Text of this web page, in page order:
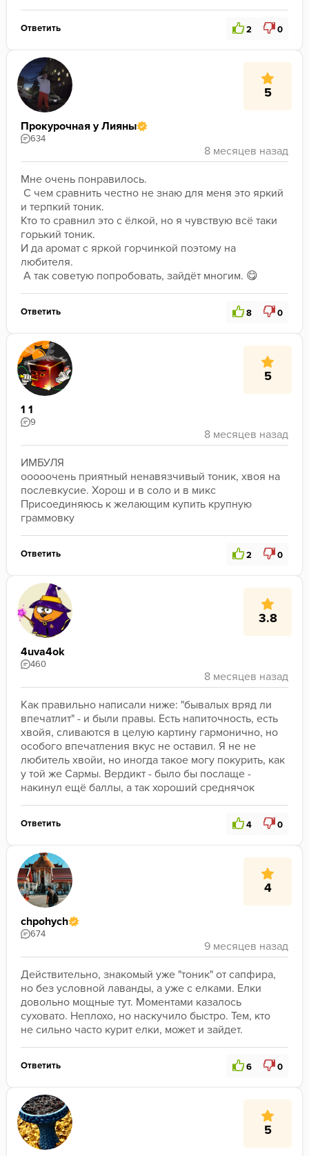
Ответить 2 0
5
Прокурочная у Лияны
634
Мне очень понравилось.
﻿ С чем сравнить честно не знаю для меня это яркий
и терпкий тоник.
﻿Кто то сравнил это с ёлкой, но я чувствую всё таки
горький тоник.
И да аромат с яркой горчинкой поэтому на
любителя.
﻿ А так советую попробовать, зайдёт многим. 😋
Ответить 8 0
5
1 1
9
ИМБУЛЯ
ооооочень приятный ненавязчивый тоник, хвоя на
послевкусие. Хорош и в соло и в микс
Присоединяюсь к желающим купить крупную
граммовку
Ответить 2 0
3.8
4uva4ok
460
Как правильно написали ниже: "бывалых вряд ли
впечатлит" - и были правы. Есть напиточность, есть
хвойя, сливаются в целую картину гармонично, но
особого впечатления вкус не оставил. Я не не
любитель хвойи, но иногда такое могу покурить, как
у той же Сармы. Вердикт - было бы послаще -
накинул ещё баллы, а так хороший среднячок
Ответить 4 0
4
chpohych
674
Действительно, знакомый уже "тоник" от сапфира,
но без условной лаванды, а уже с елками. Елки
довольно мощные тут. Моментами казалось
суховато. Неплохо, но наскучило быстро. Тем, кто
не сильно часто курит елки, может и зайдет.
Ответить 6 0
5